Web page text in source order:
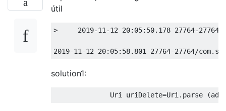
útil
> 2019-11 -12 20: 05: 50.178 27764-27764
2019-11 -12 20: 05: 58.801 27764-27764/com.
solution1:
Uri uriDelete=Uri . parse (